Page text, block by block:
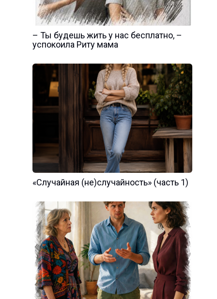
– Ты будешь жить у нас бесплатно, –
успокоила Риту мама
«Случайная (не)случайность» (часть 1)